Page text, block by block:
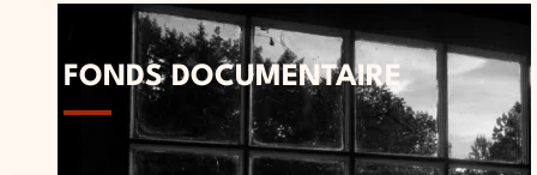
FONDS DOCUMENTAIRE